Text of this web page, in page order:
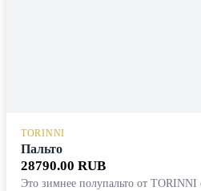
TORINNI
Пальто
28790.00 RUB
Это зимнее полупальто от TORINNI